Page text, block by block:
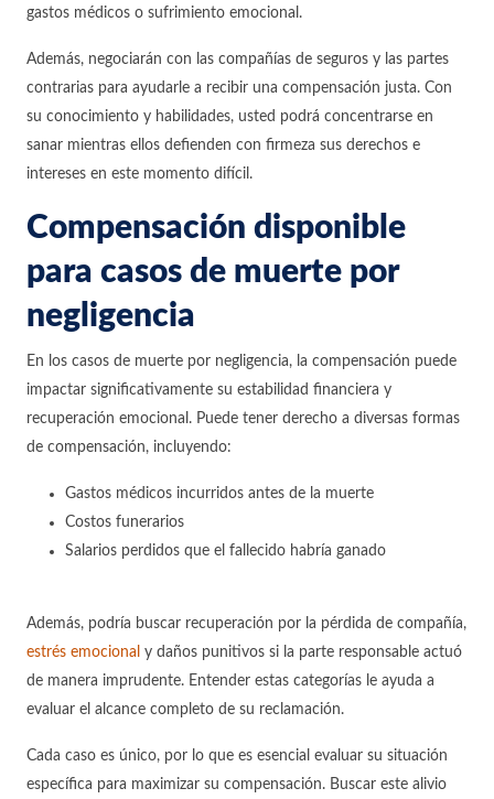
gastos médicos o sufrimiento emocional.
Además, negociarán con las compañías de seguros y las partes
contrarias para ayudarle a recibir una compensación justa. Con
su conocimiento y habilidades, usted podrá concentrarse en
sanar mientras ellos defienden con firmeza sus derechos e
intereses en este momento difícil.
Compensación disponible
para casos de muerte por
negligencia
En los casos de muerte por negligencia, la compensación puede
impactar significativamente su estabilidad financiera y
recuperación emocional. Puede tener derecho a diversas formas
de compensación, incluyendo:
Gastos médicos incurridos antes de la muerte
Costos funerarios
Salarios perdidos que el fallecido habría ganado
Además, podría buscar recuperación por la pérdida de compañía,
estrés emocional y daños punitivos si la parte responsable actuó
de manera imprudente. Entender estas categorías le ayuda a
evaluar el alcance completo de su reclamación.
Cada caso es único, por lo que es esencial evaluar su situación
específica para maximizar su compensación. Buscar este alivio